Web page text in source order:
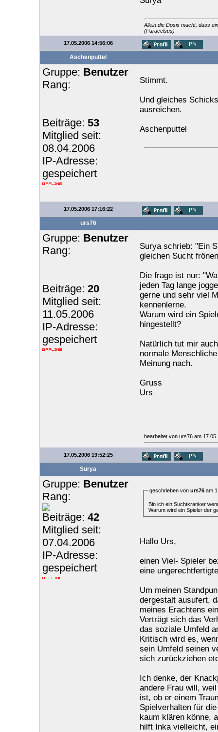
Allein die Dosis macht, dass
(Paracelsus)
17.05.2006 14:56:06
Aschenputtel
Gruppe: Benutzer
Rang:
Beiträge: 53
Mitglied seit:
08.04.2006
IP-Adresse:
gespeichert
Stimmt.
Und gleiches
ausreichen.
Aschenputtel
17.05.2006 17:16:22
urs76
Gruppe: Benutzer
Rang:
Beiträge: 20
Mitglied seit:
11.05.2006
IP-Adresse:
gespeichert
Surya schrieb: "Ein
gleichen Sucht
Die frage ist nur:
jeden Tag lange
gerne und sehr viel
kennenlerne.
Warum wird ein
hingestellt?
Natürlich tut mir
normale
Meinung nach.
Gruss
Urs
bearbeitet von urs76 am
17.05.2006 19:52:25
Surya
Gruppe: Benutzer
Rang:
Beiträge: 42
Mitglied seit:
07.04.2006
IP-Adresse:
gespeichert
geschrieben von urs76am
Bin ich ein Suchtkranker
Warum wird ein Spieler der
Hallo Urs,
einen Viel- Spieler
eine
Um meinen
dergestalt ausufert,
meines Erachtens
Verträgt sich das
das soziale Umfeld
Kritisch wird es,
sein Umfeld seinen
sich zurückziehen
Ich denke, der
andere Frau will,
ist, ob er einem
Spielverhalten für
kaum klären könne,
hilft Inka vielleicht,